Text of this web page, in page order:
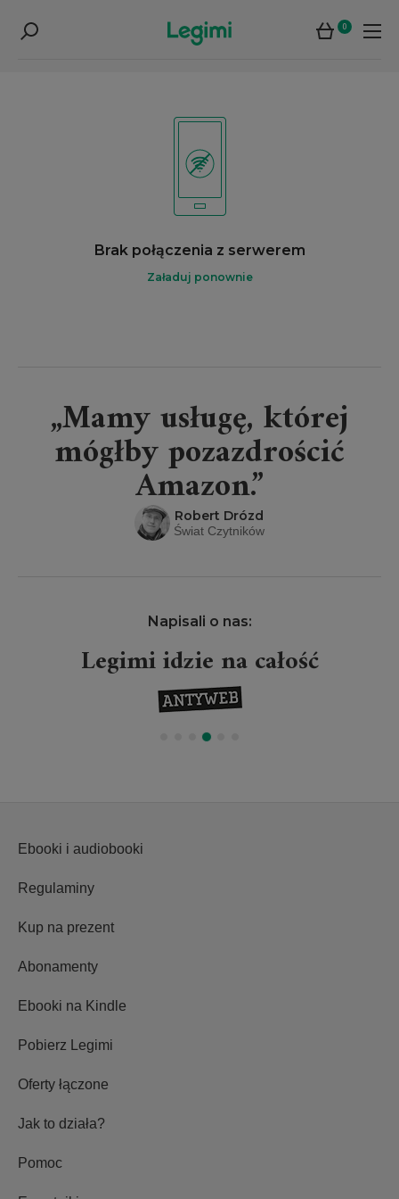
0
Brak połączenia z serwerem
Załaduj ponownie
„Mamy usługę, której
mógłby pozazdrościć
Amazon.”
Robert Drózd
Świat Czytników
Napisali o nas:
Legimi idzie na całość
Ebooki i audiobooki
Regulaminy
Kup na prezent
Abonamenty
Ebooki na Kindle
Pobierz Legimi
Oferty łączone
Jak to działa?
Pomoc